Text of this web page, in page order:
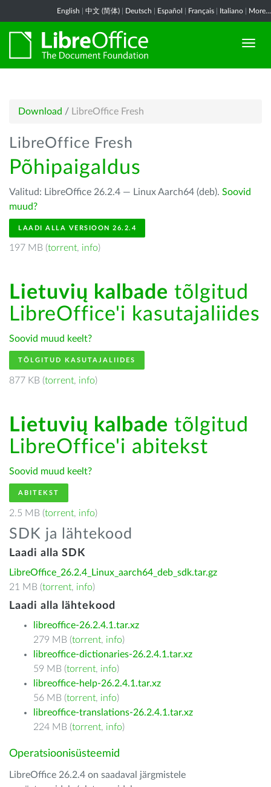
English 中文 (简体) Deutsch Español Français Italiano More...
Download / LibreOffice Fresh
LibreOffice Fresh
Põhipaigaldus
Valitud: LibreOffice 26.2.4 — Linux Aarch64 (deb). Soovid
muud?
LAADI ALLA VERSIOON 26.2.4
197 MB (torrent, info)
Lietuvių kalbade tõlgitud
LibreOffice'i kasutajaliides
Soovid muud keelt?
TÕLGITUD KASUTAJALIIDES
877 KB (torrent, info)
Lietuvių kalbade tõlgitud
LibreOffice'i abitekst
Soovid muud keelt?
ABITEKST
2.5 MB (torrent, info)
SDK ja lähtekood
Laadi alla SDK
LibreOffice_26.2.4_Linux_aarch64_deb_sdk.tar.gz
21 MB (torrent, info)
Laadi alla lähtekood
libreoffice-26.2.4.1.tar.xz
279 MB (torrent, info)
libreoffice-dictionaries-26.2.4.1.tar.xz
59 MB (torrent, info)
libreoffice-help-26.2.4.1.tar.xz
56 MB (torrent, info)
libreoffice-translations-26.2.4.1.tar.xz
224 MB (torrent, info)
Operatsioonisüsteemid
LibreOffice 26.2.4 on saadaval järgmistele